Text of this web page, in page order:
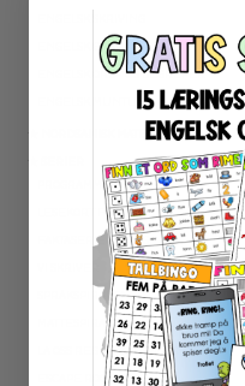
ENGELSK GRAMATIKK
ENGELSK ORD- OG BEGREPER
ENGELSK MUNTLIG
★ NORDSAMISK MATERIELL
PROGRAMMERING
LESEKORT FAKTA
FAKTASERIE LESING
SPRÅKSPIRALEN
MATTESPIRALEN
LA OSS REGNE ØVEBØKER
ESCAPE ROOM